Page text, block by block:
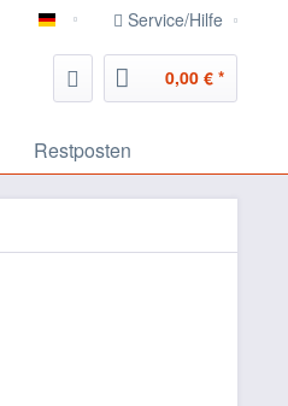
deutsch Service/Hilfe
0,00 € *
Restposten